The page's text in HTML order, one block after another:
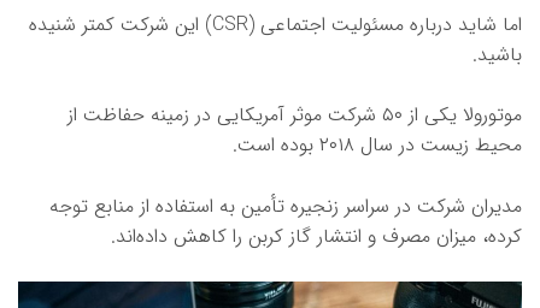
اما شاید درباره مسئولیت اجتماعی (CSR) این شرکت کمتر شنیده
باشید.
موتورولا یکی از ۵۰ شرکت موثر آمریکایی در زمینه حفاظت از
محیط زیست در سال ۲۰۱۸ بوده است.
مدیران شرکت در سراسر زنجیره تأمین به استفاده از منابع توجه
کرده‌، میزان مصرف و انتشار گاز کربن را کاهش داده‌اند.